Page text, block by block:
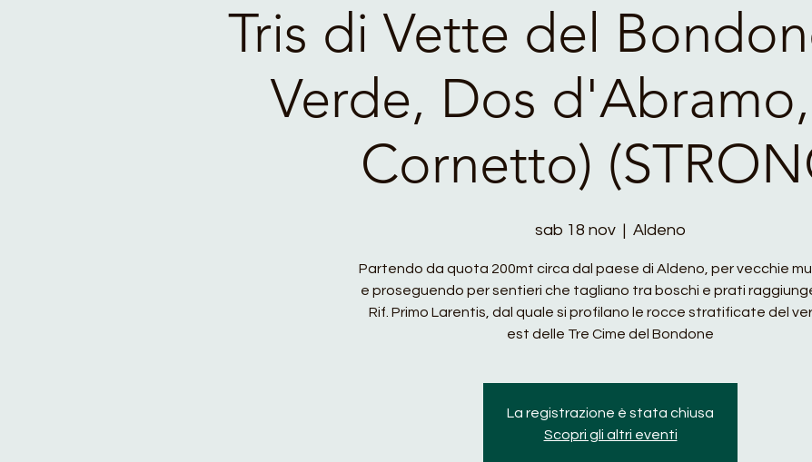
Tris di Vette del
Verde, Dos
Cornetto)
sab 18 nov
  |
Aldeno
Partendo da quota 200mt circa dal paese di Aldeno, per vecchie
e proseguendo per sentieri che tagliano tra boschi e prati
Rif. Primo Larentis, dal quale si profilano le rocce stratificate del
est delle Tre Cime del Bondone
La registrazione è stata chiusa
Scopri gli altri eventi